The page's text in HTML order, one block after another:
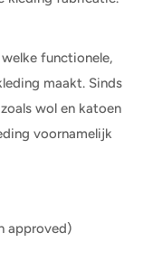
functionele,
maakt. Sinds
wol en katoen
voornamelijk
approved)